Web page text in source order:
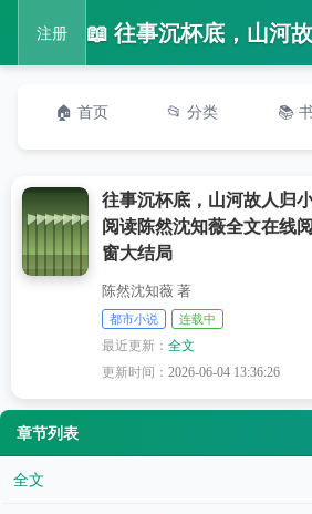
注册
🏠 首页 📂 分类 📚
往事沉杯底，山河故人归
阅读陈然沈知薇全文在线
窗大结局
陈然沈知薇 著
都市小说 连载中
最近更新：全文
更新时间：2026-06-04 13:36:26
章节列表
全文